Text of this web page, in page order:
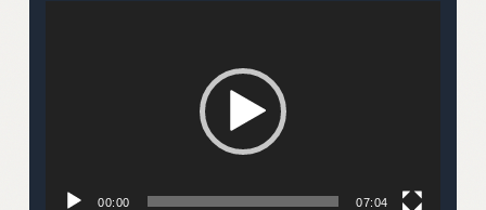
レ
ー
ヤ
ー
00:00 07:04